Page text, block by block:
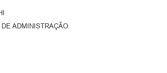
ADMINISTRAÇÃO